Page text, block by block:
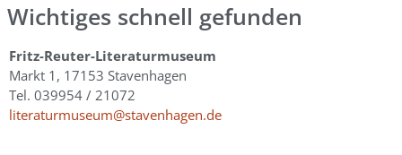
Wichtiges schnell gefunden
Fritz-Reuter-Literaturmuseum
Markt 1, 17153 Stavenhagen
Tel. 039954 / 21072
literaturmuseum@stavenhagen.de